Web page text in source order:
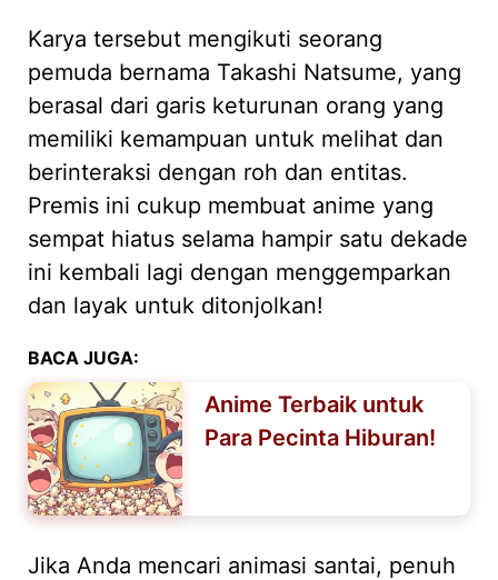
Karya tersebut mengikuti seorang
pemuda bernama Takashi Natsume, yang
berasal dari garis keturunan orang yang
memiliki kemampuan untuk melihat dan
berinteraksi dengan roh dan entitas.
Premis ini cukup membuat anime yang
sempat hiatus selama hampir satu dekade
ini kembali lagi dengan menggemparkan
dan layak untuk ditonjolkan!
BACA JUGA:
Anime Terbaik untuk
Para Pecinta Hiburan!
Jika Anda mencari animasi santai, penuh